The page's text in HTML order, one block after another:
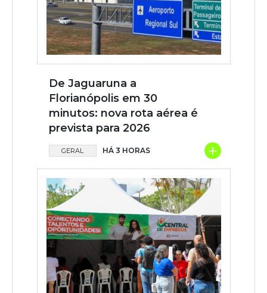
De Jaguaruna a
Florianópolis em 30
minutos: nova rota aérea é
prevista para 2026
GERAL HÁ 3 HORAS +